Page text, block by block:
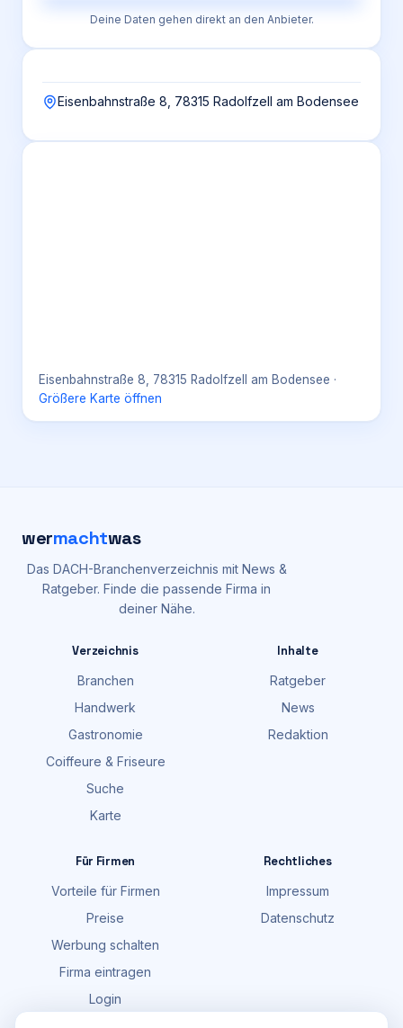
Deine Daten gehen direkt an den Anbieter.
Eisenbahnstraße 8, 78315 Radolfzell am Bodensee
Eisenbahnstraße 8, 78315 Radolfzell am Bodensee ·
Größere Karte öffnen
wermachtwas
Das DACH-Branchenverzeichnis mit News &
Ratgeber. Finde die passende Firma in
deiner Nähe.
Verzeichnis
Branchen
Handwerk
Gastronomie
Coiffeure & Friseure
Suche
Karte
Inhalte
Ratgeber
News
Redaktion
Für Firmen
Vorteile für Firmen
Preise
Werbung schalten
Firma eintragen
Login
Rechtliches
Impressum
Datenschutz